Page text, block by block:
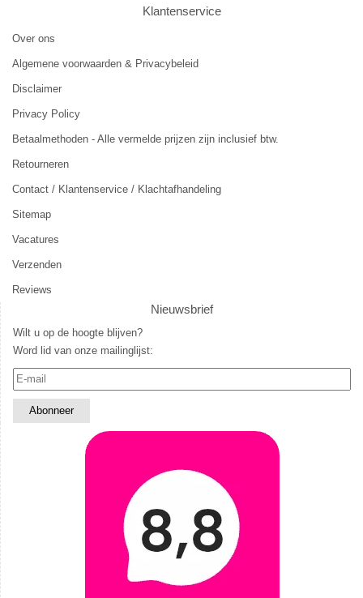
Klantenservice
Over ons
Algemene voorwaarden & Privacybeleid
Disclaimer
Privacy Policy
Betaalmethoden - Alle vermelde prijzen zijn inclusief btw.
Retourneren
Contact / Klantenservice / Klachtafhandeling
Sitemap
Vacatures
Verzenden
Reviews
Nieuwsbrief
Wilt u op de hoogte blijven?
Word lid van onze mailinglijst: